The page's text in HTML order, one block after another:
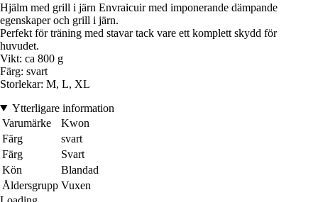
Hjälm med grill i järn Envraicuir med imponerande dämpande
egenskaper och grill i järn.
Perfekt för träning med stavar tack vare ett komplett skydd för
huvudet.
Vikt: ca 800 g
Färg: svart
Storlekar: M, L, XL
Ytterligare information
Varumärke
Kwon
Färg
svart
Färg
Svart
Kön
Blandad
Åldersgrupp Vuxen